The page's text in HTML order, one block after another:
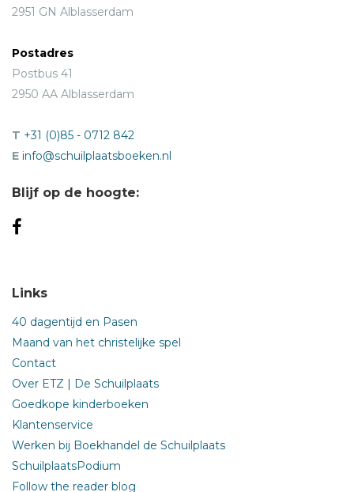
2951 GN Alblasserdam
Postadres
Postbus 41
2950 AA Alblasserdam
T +31 (0)85 - 0712 842
E info@schuilplaatsboeken.nl
Blijf op de hoogte:
Links
40 dagentijd en Pasen
Maand van het christelijke spel
Contact
Over ETZ | De Schuilplaats
Goedkope kinderboeken
Klantenservice
Werken bij Boekhandel de Schuilplaats
SchuilplaatsPodium
Follow the reader blog